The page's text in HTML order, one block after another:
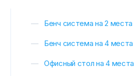
Бенч система на 2 места
Бенч система на 4 места
Офисный стол на 4 места